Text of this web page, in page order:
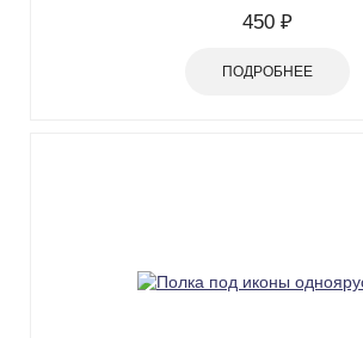
450 ₽
ПОДРОБНЕЕ